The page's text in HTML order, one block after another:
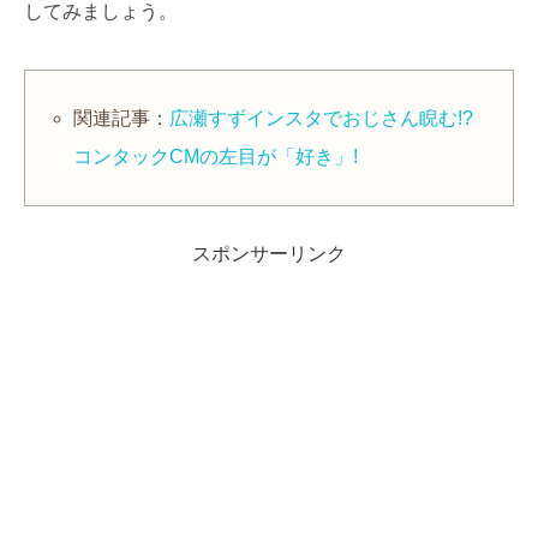
してみましょう。
関連記事： 広瀬すずインスタでおじさん睨む!?
コンタックCMの左目が「好き」!
スポンサーリンク